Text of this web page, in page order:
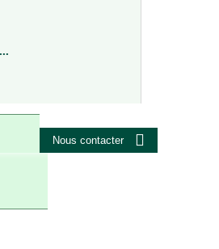
Nous contacter